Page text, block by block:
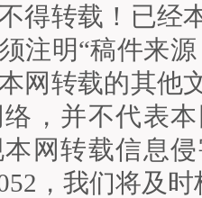
得转载！已经
注明“稿件来
网转载的其他
，并不代表
网转载信息
，我们将及